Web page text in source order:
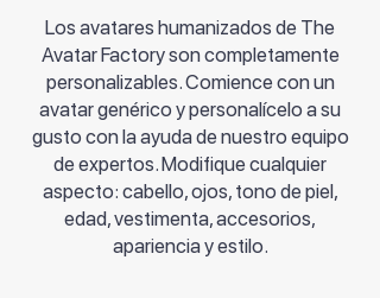
Los avatares humanizados de The
Avatar Factory son completamente
personalizables. Comience con un
avatar genérico y personalícelo a su
gusto con la ayuda de nuestro equipo
de expertos. Modifique cualquier
aspecto: cabello, ojos, tono de piel,
edad, vestimenta, accesorios,
apariencia y estilo.